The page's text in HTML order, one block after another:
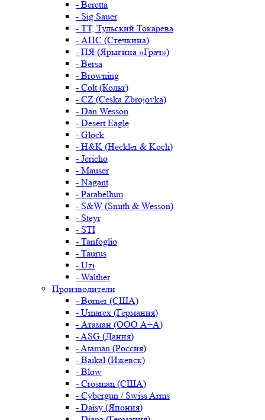
- Beretta
- Sig Sauer
- ТТ, Тульский Токарева
- АПС (Стечкина)
- ПЯ (Ярыгина «Грач»)
- Bersa
- Browning
- Colt (Кольт)
- CZ (Ceska Zbrojovka)
- Dan Wesson
- Desert Eagle
- Glock
- H&K (Heckler & Koch)
- Jericho
- Mauser
- Nagant
- Parabellum
- S&W (Smith & Wesson)
- Steyr
- STI
- Tanfoglio
- Taurus
- Uzi
- Walther
Производители
- Borner (США)
- Umarex (Германия)
- Атаман (ООО А+А)
- ASG (Дания)
- Ataman (Россия)
- Baikal (Ижевск)
- Blow
- Crosman (США)
- Cybergun / Swiss Arms
- Daisy (Япония)